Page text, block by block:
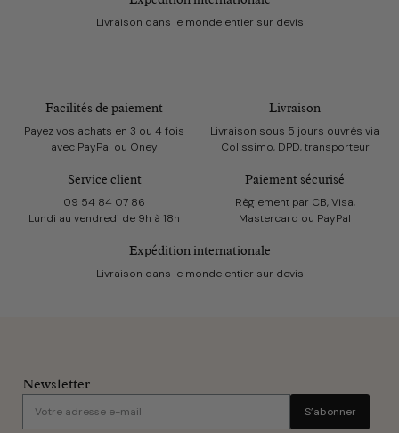
Livraison dans le monde entier sur devis
Facilités de paiement
Payez vos achats en 3 ou 4 fois
avec PayPal ou Oney
Livraison
Livraison sous 5 jours ouvrés via
Colissimo, DPD, transporteur
Service client
09 54 84 07 86
Lundi au vendredi de 9h à 18h
Paiement sécurisé
Règlement par CB, Visa,
Mastercard ou PayPal
Expédition internationale
Livraison dans le monde entier sur devis
Newsletter
S’abonner